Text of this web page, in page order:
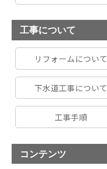
工事について
リフォームについて
下水道工事について
工事手順
コンテンツ